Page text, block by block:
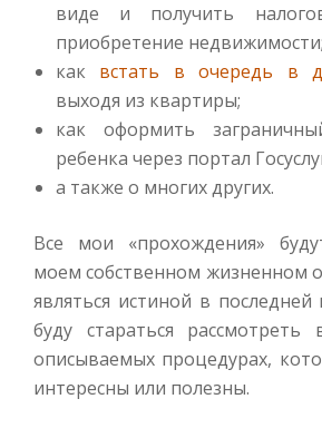
виде и получить
приобретение недвижимости;
как встать в очередь в
выходя из квартиры;
как оформить
ребенка через портал
а также о многих других.
Все мои «прохождения»
моем собственном жизненном
являться истиной в
буду стараться
описываемых процедурах,
интересны или полезны.